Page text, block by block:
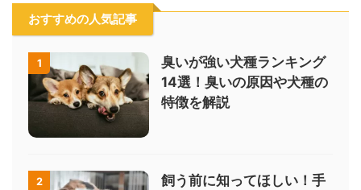
おすすめの人気記事
1
臭いが強い犬種ランキング
14選！臭いの原因や犬種の
特徴を解説
2
飼う前に知ってほしい！手